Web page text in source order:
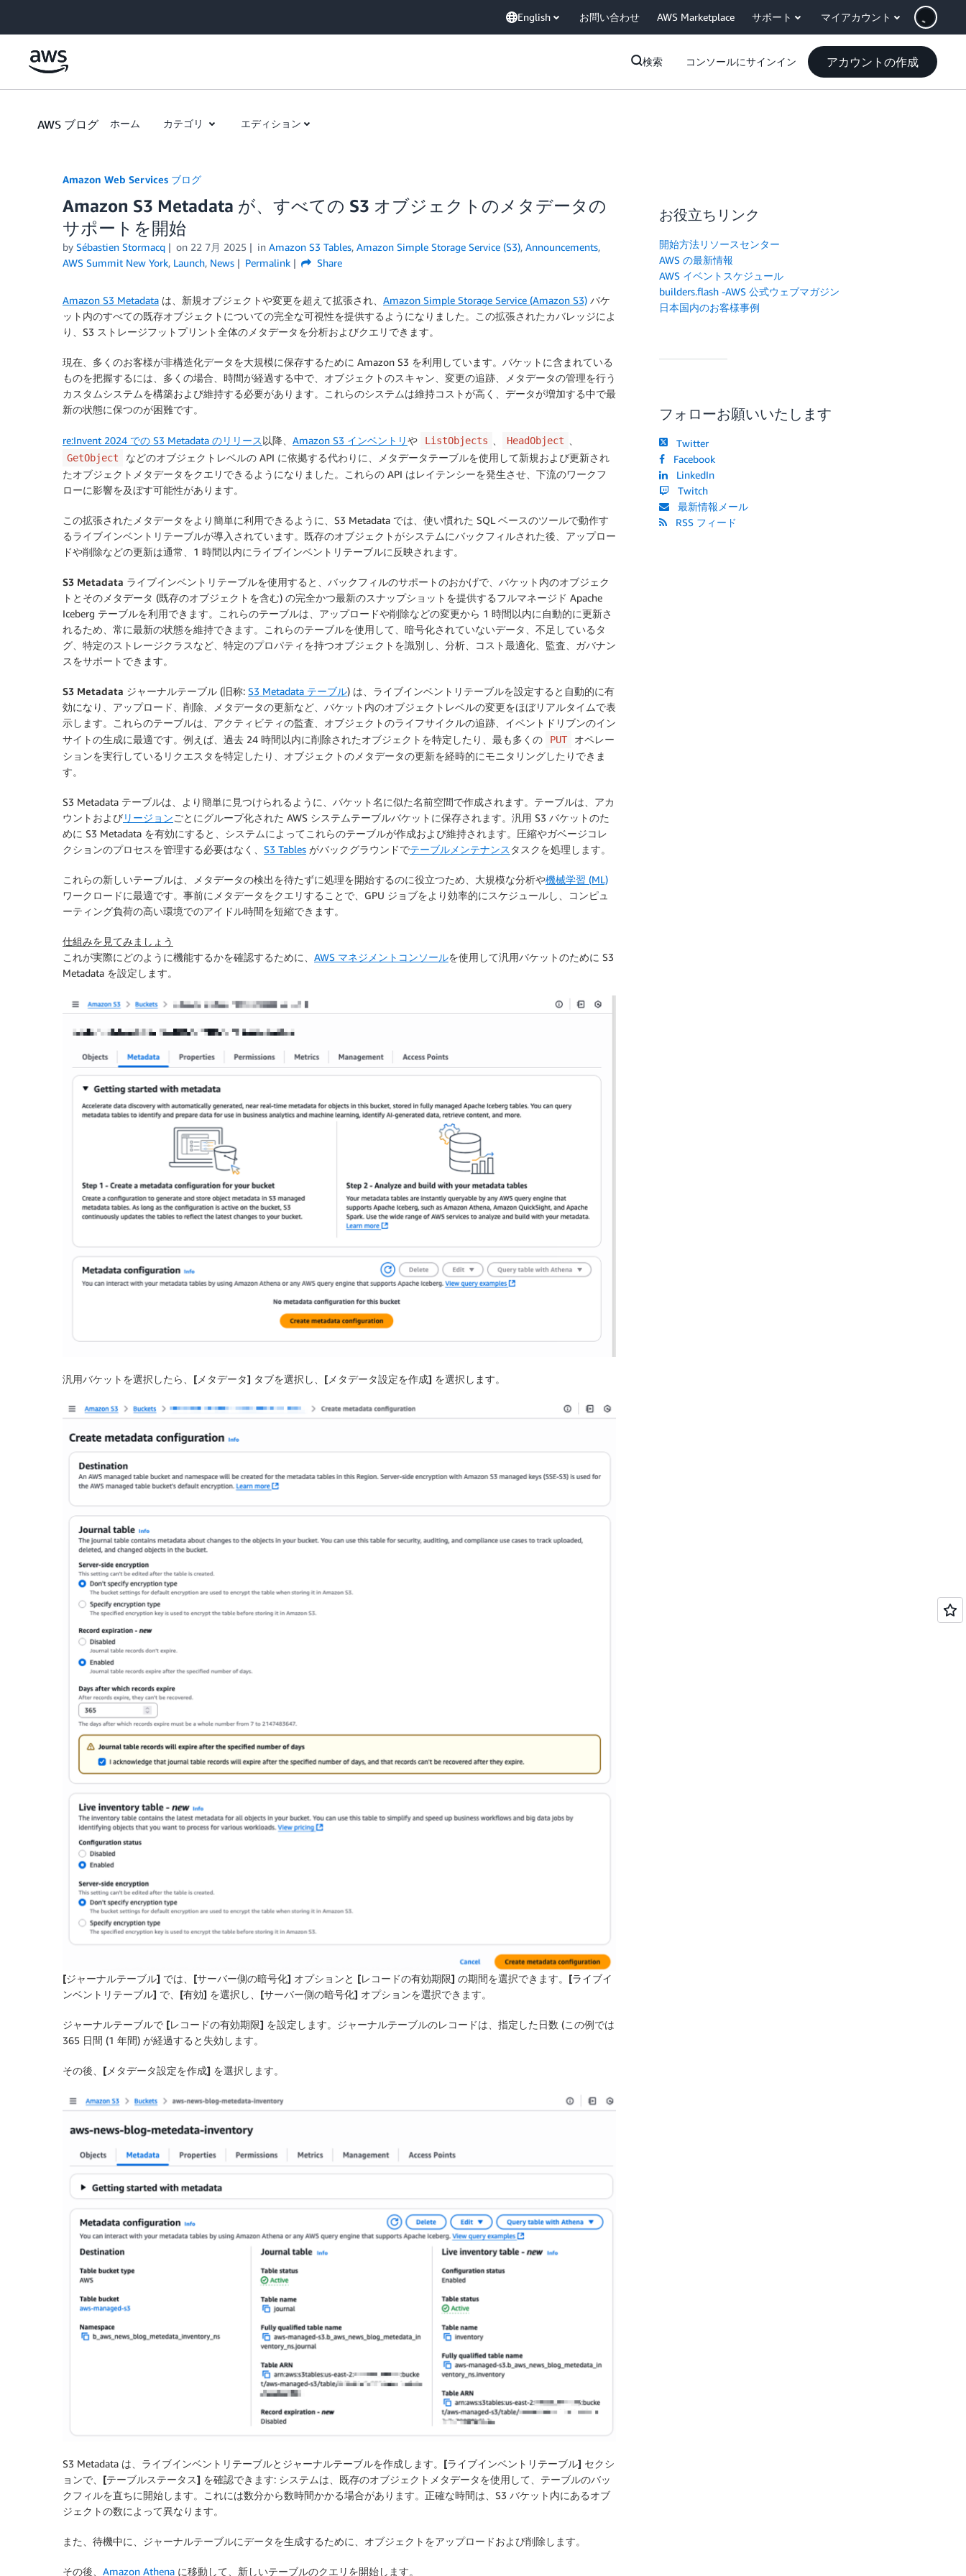
English お問い合わせ AWS Marketplace サポート マイアカウント
検索 コンソールにサインイン アカウントの作成
AWS ブログ ホーム カテゴリ エディション
Amazon Web Services ブログ
Amazon S3 Metadata が、すべての S3 オブジェクトのメタデータの
サポートを開始
by Sébastien Stormacq on 22 7月 2025 in Amazon S3 Tables, Amazon Simple Storage Service (S3), Announcements,
AWS Summit New York, Launch, News Permalink Share
Amazon S3 Metadata は、新規オブジェクトや変更を超えて拡張され、 Amazon Simple Storage Service (Amazon S3) バケ
ット内のすべての既存オブジェクトについての完全な可視性を提供するようになりました。この拡張されたカバレッジによ
り、S3 ストレージフットプリント全体のメタデータを分析およびクエリできます。
現在、多くのお客様が非構造化データを大規模に保存するために Amazon S3 を利用しています。バケットに含まれている
ものを把握するには、多くの場合、時間が経過する中で、オブジェクトのスキャン、変更の追跡、メタデータの管理を行う
カスタムシステムを構築および維持する必要があります。これらのシステムは維持コストが高く、データが増加する中で最
新の状態に保つのが困難です。
re:Invent 2024 での S3 Metadata のリリース以降、 Amazon S3 インベントリや ListObjects HeadObject
GetObject
などのオブジェクトレベルの API に依拠する代わりに、メタデータテーブルを使用して新規および更新され
たオブジェクトメタデータをクエリできるようになりました。これらの API はレイテンシーを発生させ、下流のワークフ
ローに影響を及ぼす可能性があります。
この拡張されたメタデータをより簡単に利用できるように、S3 Metadata では、使い慣れた SQL ベースのツールで動作す
るライブインベントリテーブルが導入されています。既存のオブジェクトがシステムにバックフィルされた後、アップロー
ドや削除などの更新は通常、1 時間以内にライブインベントリテーブルに反映されます。
S3 Metadata ライブインベントリテーブルを使用すると、バックフィルのサポートのおかげで、バケット内のオブジェク
トとそのメタデータ (既存のオブジェクトを含む) の完全かつ最新のスナップショットを提供するフルマネージド Apache
Iceberg テーブルを利用できます。これらのテーブルは、アップロードや削除などの変更から 1 時間以内に自動的に更新さ
れるため、常に最新の状態を維持できます。これらのテーブルを使用して、暗号化されていないデータ、不足しているタ
グ、特定のストレージクラスなど、特定のプロパティを持つオブジェクトを識別し、分析、コスト最適化、監査、ガバナン
スをサポートできます。
S3 Metadata ジャーナルテーブル (旧称: S3 Metadata テーブル) は、ライブインベントリテーブルを設定すると自動的に有
効になり、アップロード、削除、メタデータの更新など、バケット内のオブジェクトレベルの変更をほぼリアルタイムで表
示します。これらのテーブルは、アクティビティの監査、オブジェクトのライフサイクルの追跡、イベントドリブンのイン
サイトの生成に最適です。例えば、過去 24 時間以内に削除されたオブジェクトを特定したり、最も多くの
PUT
オペレー
ションを実行しているリクエスタを特定したり、オブジェクトのメタデータの更新を経時的にモニタリングしたりできま
す。
S3 Metadata テーブルは、より簡単に見つけられるように、バケット名に似た名前空間で作成されます。テーブルは、アカ
ウントおよびリージョンごとにグループ化された AWS システムテーブルバケットに保存されます。汎用 S3 バケットのた
めに S3 Metadata を有効にすると、システムによってこれらのテーブルが作成および維持されます。圧縮やガベージコレ
クションのプロセスを管理する必要はなく、 S3 Tables がバックグラウンドでテーブルメンテナンス タスクを処理します。
これらの新しいテーブルは、メタデータの検出を待たずに処理を開始するのに役立つため、大規模な分析や機械学習 (ML)
ワークロードに最適です。事前にメタデータをクエリすることで、GPU ジョブをより効率的にスケジュールし、コンピュ
ーティング負荷の高い環境でのアイドル時間を短縮できます。
仕組みを見てみましょう
これが実際にどのように機能するかを確認するために、 AWS マネジメントコンソールを使用して汎用バケットのために S3
Metadata を設定します。
汎用バケットを選択したら、 [メタデータ] タブを選択し、 [メタデータ設定を作成] を選択します。
[ジャーナルテーブル] では、 [サーバー側の暗号化] オプションと [レコードの有効期限] の期間を選択できます。 [ライブイ
ンベントリテーブル] で、 [有効] を選択し、 [サーバー側の暗号化] オプションを選択できます。
ジャーナルテーブルで [レコードの有効期限] を設定します。ジャーナルテーブルのレコードは、指定した日数 (この例では
365 日間 (1 年間) が経過すると失効します。
その後、 [メタデータ設定を作成] を選択します。
S3 Metadata は、ライブインベントリテーブルとジャーナルテーブルを作成します。 [ライブインベントリテーブル] セクシ
ョンで、 [テーブルステータス] を確認できます: システムは、既存のオブジェクトメタデータを使用して、テーブルのバッ
クフィルを直ちに開始します。これには数分から数時間かかる場合があります。正確な時間は、S3 バケット内にあるオブ
ジェクトの数によって異なります。
また、待機中に、ジャーナルテーブルにデータを生成するために、オブジェクトをアップロードおよび削除します。
その後、 Amazon Athena に移動して、新しいテーブルのクエリを開始します。
お役立ちリンク
開始方法リソースセンター
AWS の最新情報
AWS イベントスケジュール
builders.flash -AWS 公式ウェブマガジン
日本国内のお客様事例
フォローお願いいたします
Twitter
Facebook
LinkedIn
Twitch
最新情報メール
RSS フィード